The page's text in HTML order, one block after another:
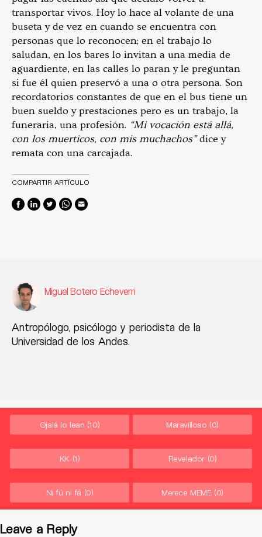
transportar vivos. Hoy lo hace al volante de una
buseta y de vez en cuando se encuentra con
personas que lo reconocen; en el trabajo lo
saludan, en los bares lo invitan a una media de
aguardiente, en las calles lo paran y le preguntan
si fue él quien preservó a una o otra persona. Son
recordatorios constantes de que en el bus tiene un
buen sueldo y prestaciones pero es un trabajo, la
funeraria, una profesión. “Mi vocación está allá,
con los muerticos, con mis muchachos”dice y
remata con una carcajada.
COMPARTIR ARTÍCULO
Miguel Botero Echeverri
Antropólogo, psicólogo y periodista de la
Universidad de los Andes.
Ojalá lo lean (10) Maravilloso (0)
KK (1) Revelador (0)
Ni fú ni fá (0) Merece MEME (0)
Leave a Reply